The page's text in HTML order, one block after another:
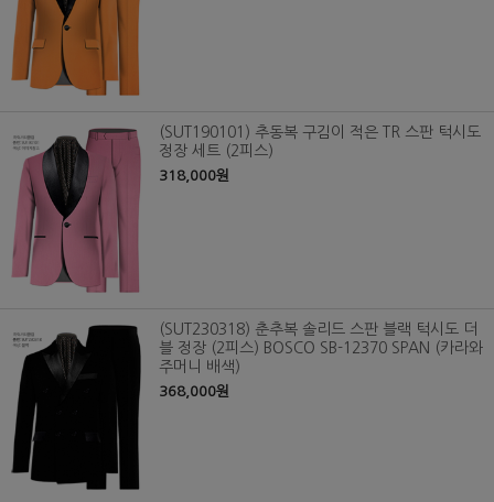
(SUT190101) 추동복 구김이 적은 TR 스판 턱시도
정장 세트 (2피스)
318,000원
(SUT230318) 춘추복 솔리드 스판 블랙 턱시도 더
블 정장 (2피스) BOSCO SB-12370 SPAN (카라와
주머니 배색)
368,000원